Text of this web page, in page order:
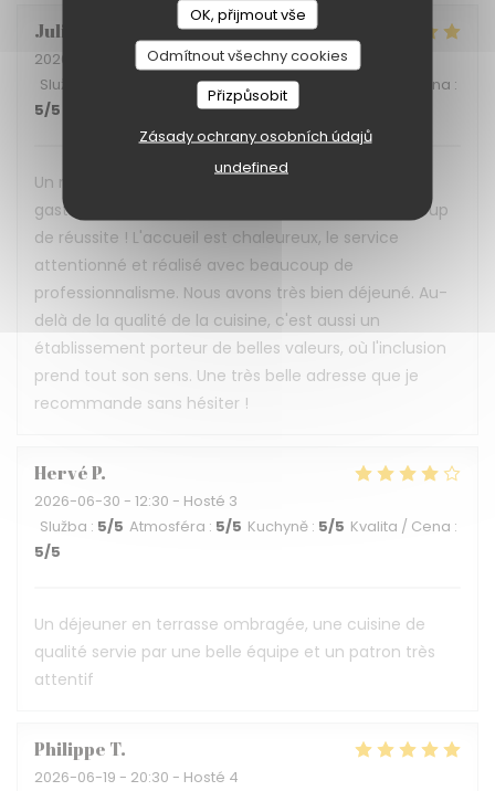
OK, přijmout vše
Odmítnout všechny cookies
Přizpůsobit
Zásady ochrany osobních údajů
undefined
Julia
2026-07-02
- 12:15 - Hosté 4
Služba
Atmosféra:5/5 Kuchyně Kvalita / Cena :
5/5
Un restaurant qui prouve qu'on peut allier
gastronomie, convivialité et inclusion avec beaucoup
de réussite ! L'accueil est chaleureux, le service
attentionné et réalisé avec beaucoup de
professionnalisme. Nous avons très bien déjeuné. Au-
delà de la qualité de la cuisine, c'est aussi un
établissement porteur de belles valeurs, où l'inclusion
prend tout son sens. Une très belle adresse que je
recommande sans hésiter !
HervéP
2026-06-30 - 12:30 - Hosté 3
Služba : 5/5 Atmosféra : 5/5 Kuchyně : 5/5 Kvalita / Cena :
5/5
Un déjeuner en terrasse ombragée, une cuisine de
qualité servie par une belle équipe et un patron très
attentif
Philippe T
2026-06-19 - 20:30 - Hosté 4